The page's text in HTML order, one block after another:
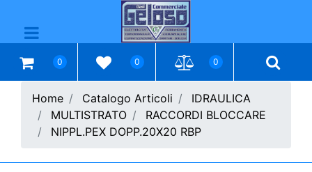
Open menu
0 0 0
Home Catalogo Articoli
IDRAULICA
MULTISTRATO
RACCORDI BLOCCARE
NIPPL.PEX DOPP.20X20 RBP